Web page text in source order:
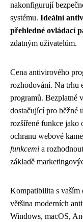
nakonfigurují
systému. Ideální
přehledné ovládací
zdatným uživatelům.
Cena antivirového
rozhodování. Na trhu
programů. Bezplatné
dostačující pro běžné
rozšířené funkce jako
ochranu webové
funkcemi a
základě
Kompatibilita s vaším
většina moderních
Windows, macOS,